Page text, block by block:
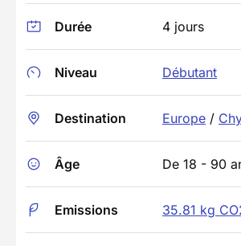
Durée 4 jours
Niveau Débutant
Destination Europe /
Âge De 18 - 90
Emissions 35.81 kg